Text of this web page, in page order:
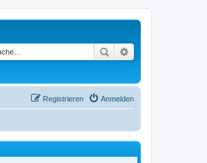
Suche
Anmelden
Registrieren